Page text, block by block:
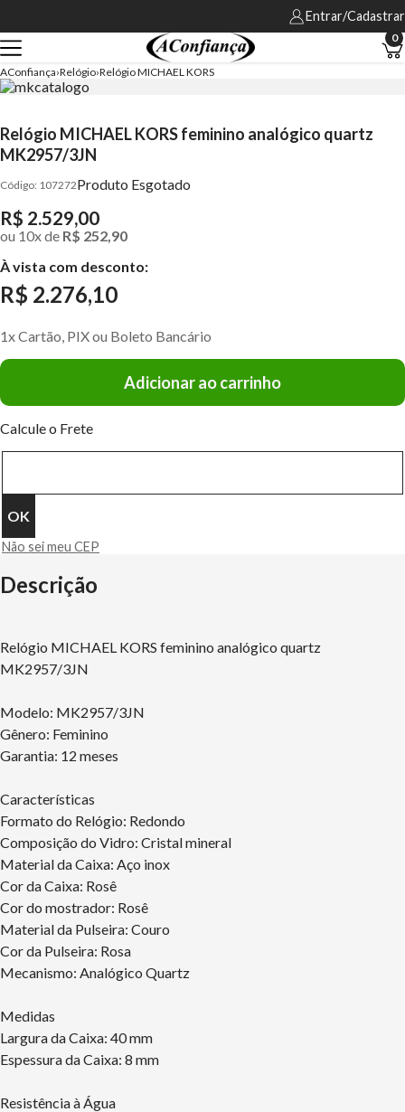
Entrar/Cadastrar
0
AConfiança Relógio Relógio MICHAEL KORS
Relógio MICHAEL KORS feminino analógico quartz
MK2957/3JN
107272Produto Esgotado
R$ 2.529,00
ou 10xde R$ 252,90
À vista com desconto:
R$ 2.276,10
1x Cartão, PIX ou Boleto Bancário
Adicionar ao carrinho
Calcule o Frete
Não sei meu CEP
Descrição
Relógio MICHAEL KORS feminino analógico quartz
MK2957/3JN
Modelo: MK2957/3JN
Gênero: Feminino
Garantia: 12 meses
Características
Formato do Relógio: Redondo
Composição do Vidro: Cristal mineral
Material da Caixa: Aço inox
Cor da Caixa: Rosê
Cor do mostrador: Rosê
Material da Pulseira: Couro
Cor da Pulseira: Rosa
Mecanismo: Analógico Quartz
Medidas
Largura da Caixa: 40 mm
Espessura da Caixa: 8 mm
Resistência à Água